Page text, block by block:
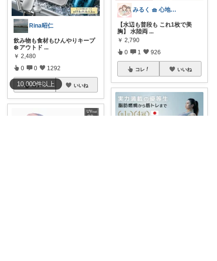
10,000件以上
Rina昭仁
飲み物も食材もひんやりキープ
❄️ アウトド ...
￥ 2,480
0 0 1292
コレ いいね
みるく 🧺 心地よい、上質な暮らしを
【水辺も普段も これ1枚で美
胸】 水陸両 ...
￥ 2,790
0 1 926
コレ いいね